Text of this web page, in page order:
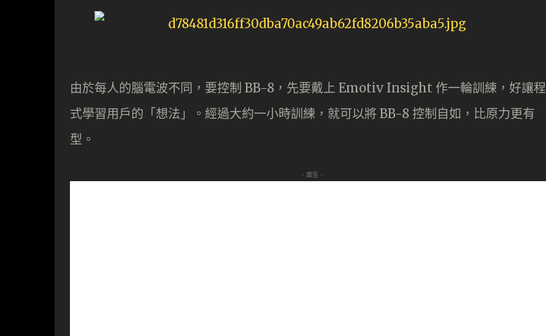
由於每人的腦電波不同，要控制 BB-8，先要戴上 Emotiv Insight 作一輪訓練，好讓程
式學習用戶的「想法」。經過大約一小時訓練，就可以將 BB-8 控制自如，比原力更有
型。
- 廣告 -